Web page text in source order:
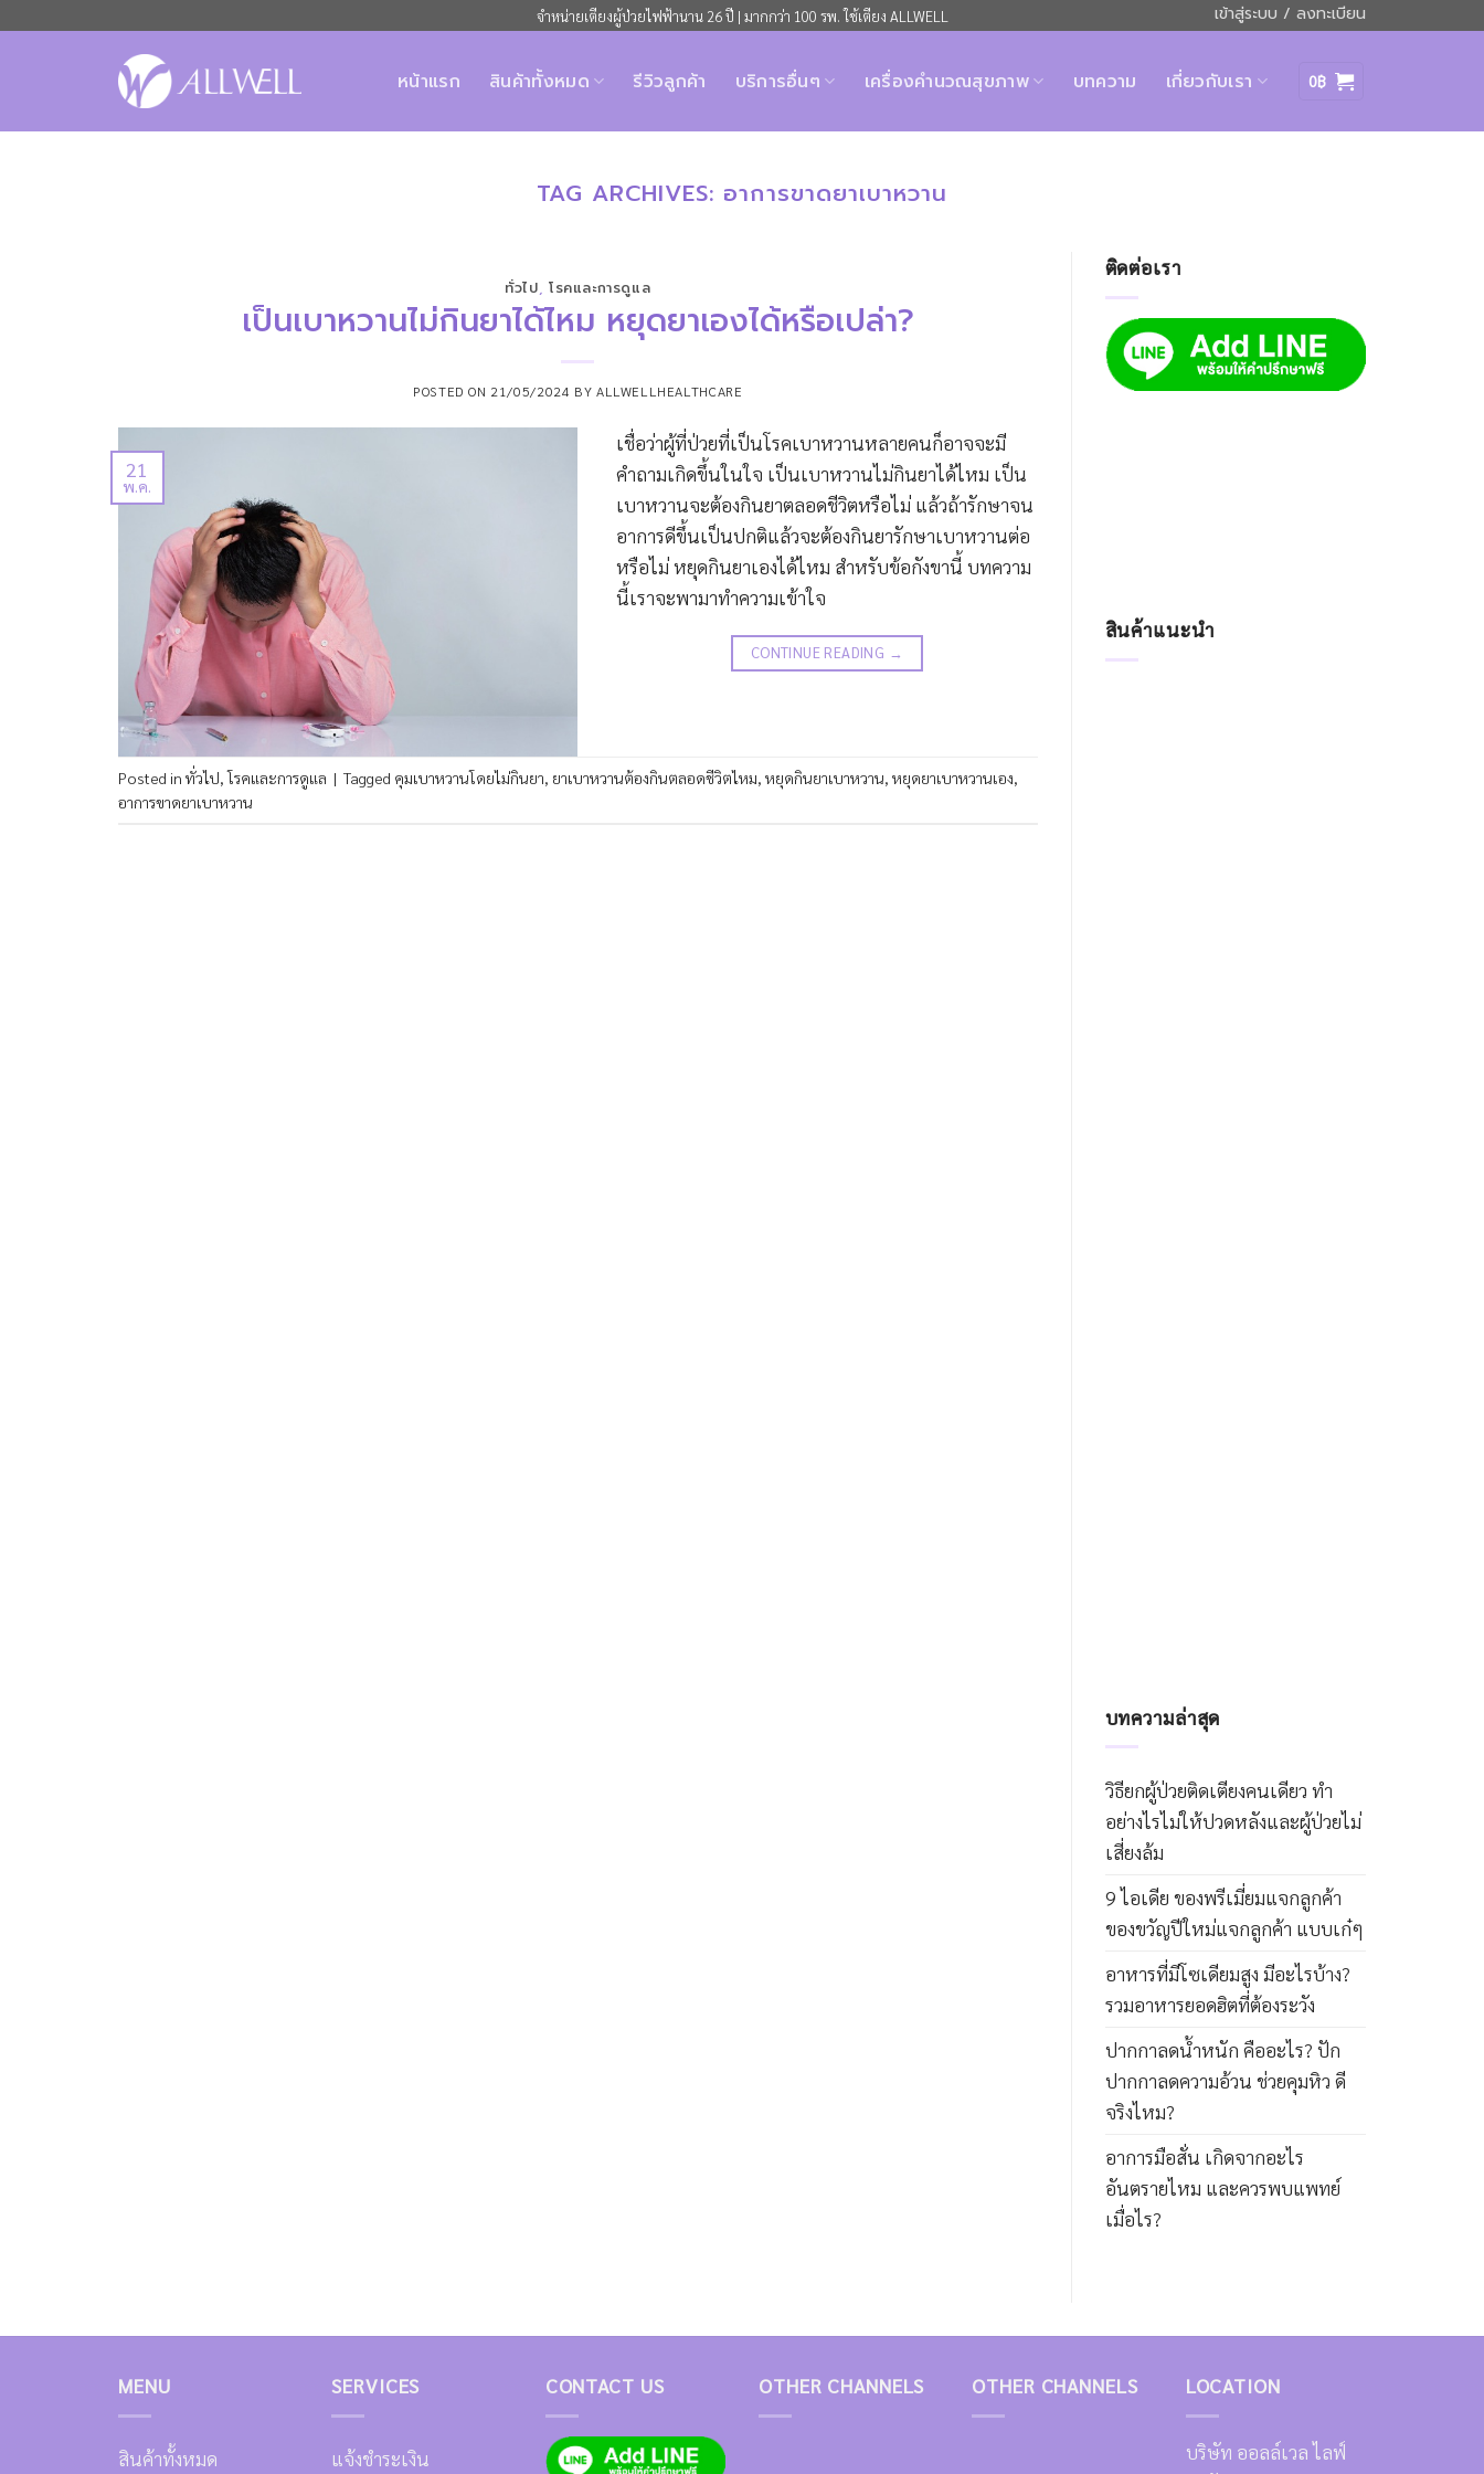
จำหน่ายเตียงผู้ป่วยไฟฟ้านาน 26 ปี | มากกว่า 100 รพ. ใช้เตียง ALLWELL เข้าสู่ระบบ / ลงทะเบียน
หน้าแรก สินค้าทั้งหมด รีวิวลูกค้า บริการอื่นๆ เครื่องคำนวณสุขภาพ บทความ เกี่ยวกับเรา 0฿
TAG ARCHIVES: อาการขาดยาเบาหวาน
ทั่วไป โรคและการดูแล
เป็นเบาหวานไม่กินยาได้ไหม หยุดยาเองได้หรือเปล่า?
POSTED ON 21/05/2024 BY ALLWELLHEALTHCARE
21
พ.ค.
เชื่อว่าผู้ที่ป่วยที่เป็นโรคเบาหวานหลายคนก็อาจจะมี
คำถามเกิดขึ้นในใจ เป็นเบาหวานไม่กินยาได้ไหม เป็น
เบาหวานจะต้องกินยาตลอดชีวิตหรือไม่ แล้วถ้ารักษาจน
อาการดีขึ้นเป็นปกติแล้วจะต้องกินยารักษาเบาหวานต่อ
หรือไม่ หยุดกินยาเองได้ไหม สำหรับข้อกังขานี้ บทความ
นี้เราจะพามาทำความเข้าใจ
CONTINUE READING →
Posted in ทั่วไป,โรคและการดูแล | Tagged คุมเบาหวานโดยไม่กินยา, ยาเบาหวานต้องกินตลอดชีวิตไหม, หยุดกินยาเบาหวาน, หยุดยาเบาหวานเอง,
อาการขาดยาเบาหวาน
ติดต่อเรา
สินค้าแนะนำ
บทความล่าสุด
วิธียกผู้ป่วยติดเตียงคนเดียว ทำ
อย่างไรไม่ให้ปวดหลังและผู้ป่วยไม่
เสี่ยงล้ม
9 ไอเดีย ของพรีเมี่ยมแจกลูกค้า
ของขวัญปีใหม่แจกลูกค้า แบบเก๋ๆ
อาหารที่มีโซเดียมสูง มีอะไรบ้าง?
รวมอาหารยอดฮิตที่ต้องระวัง
ปากกาลดน้ำหนัก คืออะไร? ปัก
ปากกาลดความอ้วน ช่วยคุมหิว ดี
จริงไหม?
อาการมือสั่น เกิดจากอะไร
อันตรายไหม และควรพบแพทย์
เมื่อไร?
MENU
สินค้าทั้งหมด
SERVICES
แจ้งชำระเงิน
CONTACT US OTHER CHANNELS OTHER CHANNELS LOCATION
บริษัท ออลล์เวล ไลฟ์